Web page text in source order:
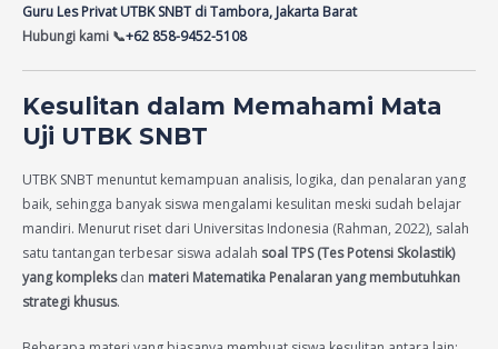
Guru Les Privat UTBK SNBT di Tambora, Jakarta Barat
Hubungi kami 📞+62 858-9452-5108
Kesulitan dalam Memahami Mata
Uji UTBK SNBT
UTBK SNBT menuntut kemampuan analisis, logika, dan penalaran yang
baik, sehingga banyak siswa mengalami kesulitan meski sudah belajar
mandiri. Menurut riset dari Universitas Indonesia (Rahman, 2022), salah
satu tantangan terbesar siswa adalah soal TPS (Tes Potensi Skolastik)
yang kompleksdan materi Matematika Penalaran yang membutuhkan
strategi khusus.